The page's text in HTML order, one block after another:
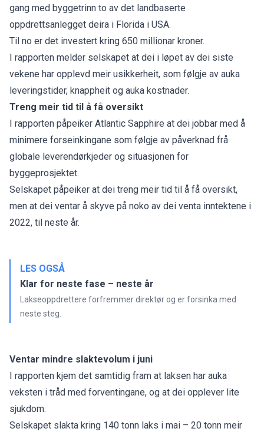
gang med byggetrinn to av det landbaserte
oppdrettsanlegget deira i Florida i USA.
Til no er det investert kring 650 millionar kroner.
I rapporten melder selskapet at dei i løpet av dei siste
vekene har opplevd meir usikkerheit, som følgje av auka
leveringstider, knappheit og auka kostnader.
Treng meir tid til å få oversikt
I rapporten påpeiker Atlantic Sapphire at dei jobbar med å
minimere forseinkingane som følgje av påverknad frå
globale leverendørkjeder og situasjonen for
byggeprosjektet.
Selskapet påpeiker at dei treng meir tid til å få oversikt,
men at dei ventar å skyve på noko av dei venta inntektene i
2022, til neste år.
LES OGSÅ
Klar for neste fase – neste år
Lakseoppdrettere forfremmer direktør og er forsinka med
neste steg.
Ventar mindre slaktevolum i juni
I rapporten kjem det samtidig fram at laksen har auka
veksten i tråd med forventingane, og at dei opplever lite
sjukdom.
Selskapet slakta kring 140 tonn laks i mai – 20 tonn meir